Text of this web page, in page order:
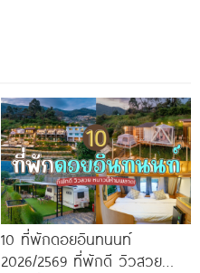
10 ที่พักดอยอินทนนท์
2026/2569 ที่พักดี วิวสวย